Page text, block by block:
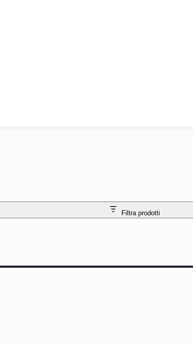
Filtra prodotti